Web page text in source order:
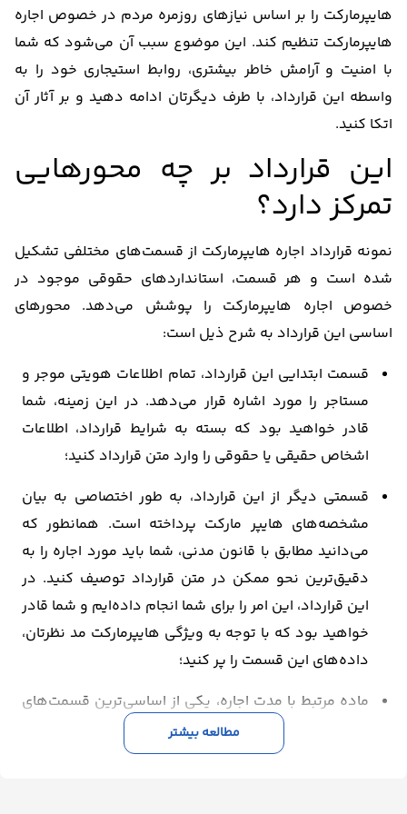
هایپرمارکت را بر اساس نیازهای روزمره مردم در خصوص اجاره
هایپرمارکت تنظیم کند. این موضوع سبب آن می‌شود که شما
با امنیت و آرامش خاطر بیشتری، روابط استیجاری خود را به
واسطه این قرارداد، با طرف دیگرتان ادامه ‌دهید و بر آثار آن
اتکا ‌کنید.
این قرارداد بر چه محورهایی
تمرکز دارد؟
نمونه قرارداد اجاره هایپرمارکت از قسمت‌های مختلفی تشکیل
شده است و هر قسمت، استانداردهای حقوقی موجود در
خصوص اجاره هایپرمارکت را پوشش می‌دهد. محورهای
اساسی این قرارداد به شرح ذیل است:
قسمت ابتدایی این قرارداد، تمام اطلاعات هویتی موجر و
مستاجر را مورد اشاره قرار می‌دهد. در این زمینه، شما
قادر خواهید بود که بسته به شرایط قرارداد، اطلاعات
اشخاص حقیقی یا حقوقی را وارد متن قرارداد کنید؛
قسمتی دیگر از این قرارداد، به طور اختصاصی به بیان
مشخصه‌های هایپر مارکت پرداخته است. همانطور که
می‌دانید مطابق با قانون مدنی، شما باید مورد اجاره را به
دقیق‌ترین نحو ممکن در متن قرارداد توصیف کنید. در
این قرارداد، این امر را برای شما انجام داده‌ایم و شما قادر
خواهید بود که با توجه به ویژگی هایپرمارکت مد نظرتان،
داده‌های این قسمت را پر کنید؛
ماده مرتبط با مدت اجاره، یکی از اساسی‌ترین قسمت‌های
این قرارداد محسوب می‌شود و ما به خوبی و با شفافیت
کامل، برای شما شرایط حاکم بر مدت اجاره و زمان آغاز آن را
مطالعه بیشتر